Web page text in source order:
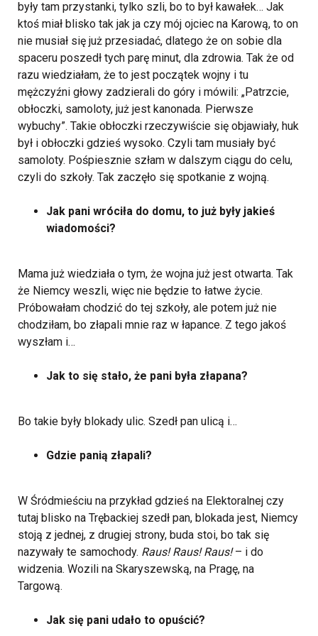
były tam przystanki, tylko szli, bo to był kawałek… Jak
ktoś miał blisko tak jak ja czy mój ojciec na Karową, to on
nie musiał się już przesiadać, dlatego że on sobie dla
spaceru poszedł tych parę minut, dla zdrowia. Tak że od
razu wiedziałam, że to jest początek wojny i tu
mężczyźni głowy zadzierali do góry i mówili: „Patrzcie,
obłoczki, samoloty, już jest kanonada. Pierwsze
wybuchy”. Takie obłoczki rzeczywiście się objawiały, huk
był i obłoczki gdzieś wysoko. Czyli tam musiały być
samoloty. Pośpiesznie szłam w dalszym ciągu do celu,
czyli do szkoły. Tak zaczęło się spotkanie z wojną.
Jak pani wróciła do domu, to już były jakieś
wiadomości?
Mama już wiedziała o tym, że wojna już jest otwarta. Tak
że Niemcy weszli, więc nie będzie to łatwe życie.
Próbowałam chodzić do tej szkoły, ale potem już nie
chodziłam, bo złapali mnie raz w łapance. Z tego jakoś
wyszłam i…
Jak to się stało, że pani była złapana?
Bo takie były blokady ulic. Szedł pan ulicą i…
Gdzie panią złapali?
W Śródmieściu na przykład gdzieś na Elektoralnej czy
tutaj blisko na Trębackiej szedł pan, blokada jest, Niemcy
stoją z jednej, z drugiej strony, buda stoi, bo tak się
nazywały te samochody. Raus! Raus! Raus!– i do
widzenia. Wozili na Skaryszewską, na Pragę, na
Targową.
Jak się pani udało to opuścić?